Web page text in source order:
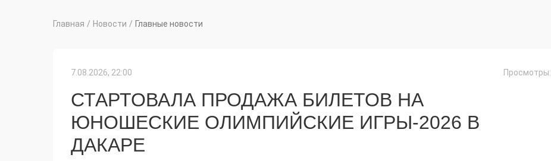
Главная / Новости / Главные новости
7.08.2026, 22:00 Просмотры:
СТАРТОВАЛА ПРОДАЖА БИЛЕТОВ НА
ЮНОШЕСКИЕ ОЛИМПИЙСКИЕ ИГРЫ-2026 В
ДАКАРЕ